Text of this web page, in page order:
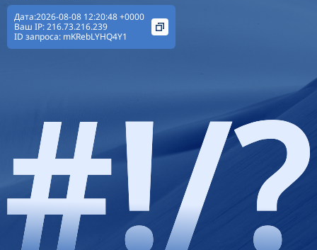
Дата:2026-08-08 12:20:48 +0000
Ваш IP:216.73.216.239
ID запроса: mKRebLYHQ4Y1